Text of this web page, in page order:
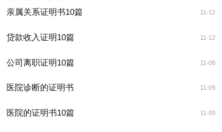
亲属关系证明书10篇 11-12
贷款收入证明10篇 11-12
公司离职证明10篇 11-06
医院诊断的证明书 11-05
医院的证明书10篇 11-05